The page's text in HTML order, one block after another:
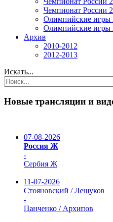
Чемпионат России
Олимпийские игры
Олимпийские
Архив
2010-2012
2012-2013
Искать...
Новые трансляции и
07-08-2026
Россия Ж
-
Сербия Ж
11-07-2026
Стояновский / Лешуков
-
Панченко / Архипов